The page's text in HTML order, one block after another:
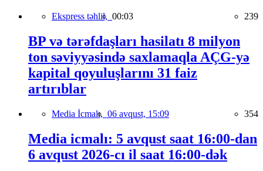
Ekspress təhlil, 00:03 239
BP və tərəfdaşları hasilatı 8 milyon
ton səviyyəsində saxlamaqla AÇG-yə
kapital qoyuluşlarını 31 faiz
artırıblar
Media İcmalı, 06 avqust, 15:09 354
Media icmalı: 5 avqust saat 16:00-dan
6 avqust 2026-cı il saat 16:00-dək